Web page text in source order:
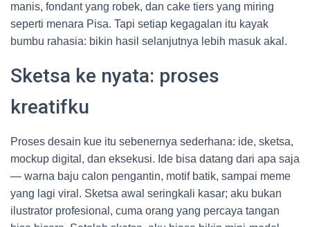
manis, fondant yang robek, dan cake tiers yang miring
seperti menara Pisa. Tapi setiap kegagalan itu kayak
bumbu rahasia: bikin hasil selanjutnya lebih masuk akal.
Sketsa ke nyata: proses
kreatifku
Proses desain kue itu sebenernya sederhana: ide, sketsa,
mockup digital, dan eksekusi. Ide bisa datang dari apa saja
— warna baju calon pengantin, motif batik, sampai meme
yang lagi viral. Sketsa awal seringkali kasar; aku bukan
ilustrator profesional, cuma orang yang percaya tangan